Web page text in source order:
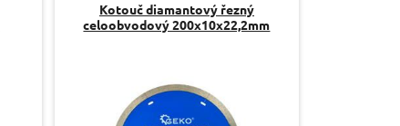
Kotouč diamantový řezný
celoobvodový 200x10x22,2mm